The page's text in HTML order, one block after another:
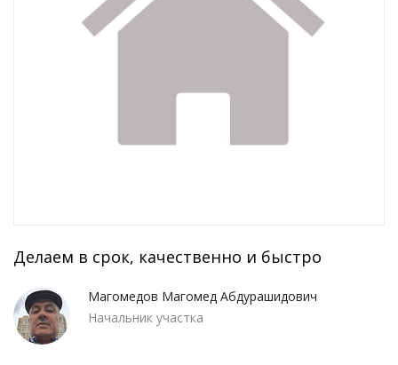
Делаем в срок, качественно и быстро
Магомедов Магомед Абдурашидович
Начальник участка